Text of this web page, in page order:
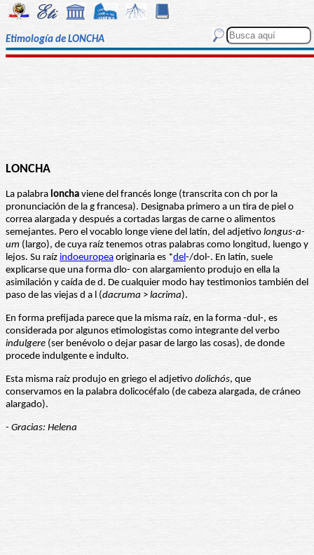
Etimología de LONCHA
LONCHA
La palabra loncha viene del francés longe (transcrita con ch por la
pronunciación de la g francesa). Designaba primero a un tira de piel o
correa alargada y después a cortadas largas de carne o alimentos
semejantes. Pero el vocablo longe viene del latín, del adjetivo longus-a-
um (largo), de cuya raíz tenemos otras palabras como longitud, luengo y
lejos. Su raíz indoeuropea originaria es *del-/dol-. En latín, suele
explicarse que una forma dlo- con alargamiento produjo en ella la
asimilación y caída de d. De cualquier modo hay testimonios también del
paso de las viejas d a l (dacruma > lacrima).
En forma prefijada parece que la misma raíz, en la forma -dul-, es
considerada por algunos etimologistas como integrante del verbo
indulgere (ser benévolo o dejar pasar de largo las cosas), de donde
procede indulgente e indulto.
Esta misma raíz produjo en griego el adjetivo dolichós, que
conservamos en la palabra dolicocéfalo (de cabeza alargada, de cráneo
alargado).
- Gracias: Helena